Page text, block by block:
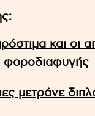
και οι
φοροδιαφυγής
μετράνε